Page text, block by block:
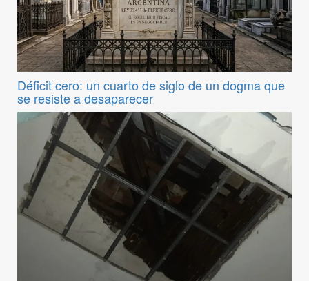
Déficit cero: un cuarto de siglo de un dogma que
se resiste a desaparecer